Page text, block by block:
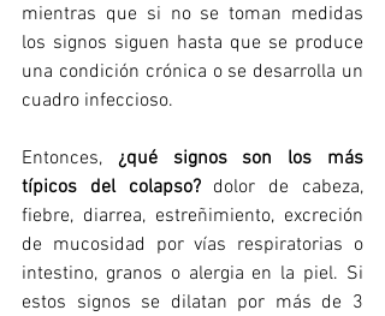
mientras que si no se toman medidas
los signos siguen hasta que se produce
una condición crónica o se desarrolla un
cuadro infeccioso.
Entonces, ¿qué signos son los más
típicos del colapso? dolor de cabeza,
fiebre, diarrea, estreñimiento, excreción
de mucosidad por vías respiratorias o
intestino, granos o alergia en la piel. Si
estos signos se dilatan por más de 3